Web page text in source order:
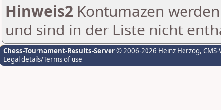
Hinweis2 Kontumazen
und sind in der Liste nicht
Chess-Tournament-Results-Server© 2006-2026 Heinz Herzog,
Legal details/Terms of use